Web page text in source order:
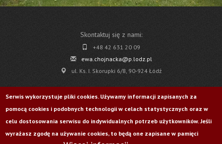
Skontaktuj się z nami:
+48 42 631 20 09
ewa.chojnacka@p.lodz.pl
ul. Ks. I. Skorupki 6/8, 90-924 Łódź
Pobierz
Życie Uczelni nr 176
Serwis wykorzystuje pliki cookies. Używamy informacji zapisanych za
pomocą cookies i podobnych technologii w celach statystycznych oraz w
celu dostosowania serwisu do indywidualnych potrzeb użytkowników. Jeśli
wyrażasz zgodę na używanie cookies, to będą one zapisane w pamięci